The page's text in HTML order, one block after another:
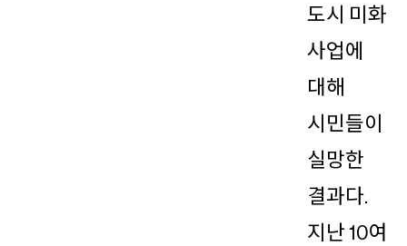
도시 미화
사업에
대해
시민들이
실망한
결과다.
지난 10여